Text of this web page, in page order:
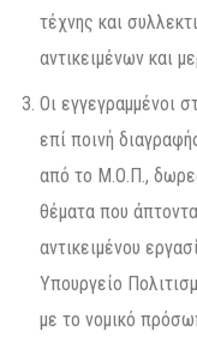
τέχνης και
αντικειμένων και
Οι εγγεγραμμένοι
επί ποινή
από το Μ.Ο.Π.,
θέματα που
αντικειμένου
Υπουργείο
με το νομικό